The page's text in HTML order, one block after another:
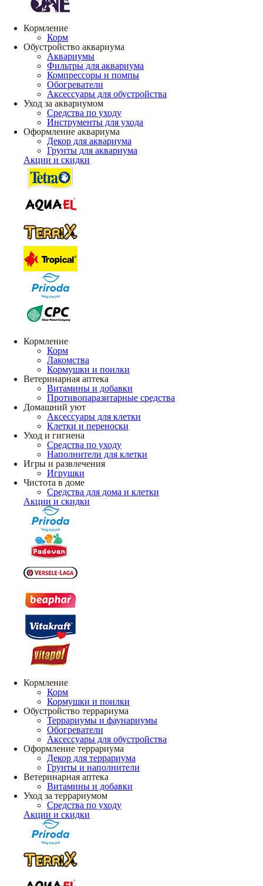
Кормление
Корм
Обустройство аквариума
Аквариумы
Фильтры для аквариума
Компрессоры и помпы
Обогреватели
Аксессуары для обустройства
Уход за аквариумом
Средства по уходу
Инструменты для ухода
Оформление аквариума
Декор для аквариума
Грунты для аквариума
Акции и скидки
Кормление
Корм
Лакомства
Кормушки и поилки
Ветеринарная аптека
Витамины и добавки
Противопаразитарные средства
Домашний уют
Аксессуары для клетки
Клетки и переноски
Уход и гигиена
Средства по уходу
Наполнители для клетки
Игры и развлечения
Игрушки
Чистота в доме
Средства для дома и клетки
Акции и скидки
Кормление
Корм
Кормушки и поилки
Обустройство террариума
Террариумы и фаунариумы
Обогреватели
Аксессуары для обустройства
Оформление террариума
Декор для террариума
Грунты и наполнители
Ветеринарная аптека
Витамины и добавки
Уход за террариумом
Средства по уходу
Акции и скидки